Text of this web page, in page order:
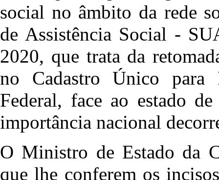
social no âmbito da rede
de Assistência Social -
2020, que trata da
no Cadastro Único para
Federal, face ao estado
importância nacional
O Ministro de Estado da
que lhe conferem os